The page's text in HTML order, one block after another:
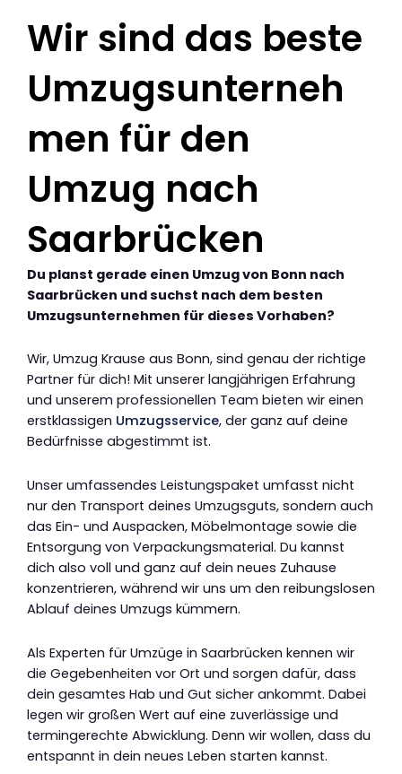
Wir sind das beste
Umzugsunterneh
men für den
Umzug nach
Saarbrücken
Du planst gerade einen Umzug von Bonn nach
Saarbrücken und suchst nach dem besten
Umzugsunternehmen für dieses Vorhaben?
Wir, Umzug Krause aus Bonn, sind genau der richtige
Partner für dich! Mit unserer langjährigen Erfahrung
und unserem professionellen Team bieten wir einen
erstklassigen Umzugsservice, der ganz auf deine
Bedürfnisse abgestimmt ist.
Unser umfassendes Leistungspaket umfasst nicht
nur den Transport deines Umzugsguts, sondern auch
das Ein- und Auspacken, Möbelmontage sowie die
Entsorgung von Verpackungsmaterial. Du kannst
dich also voll und ganz auf dein neues Zuhause
konzentrieren, während wir uns um den reibungslosen
Ablauf deines Umzugs kümmern.
Als Experten für Umzüge in Saarbrücken kennen wir
die Gegebenheiten vor Ort und sorgen dafür, dass
dein gesamtes Hab und Gut sicher ankommt. Dabei
legen wir großen Wert auf eine zuverlässige und
termingerechte Abwicklung. Denn wir wollen, dass du
entspannt in dein neues Leben starten kannst.